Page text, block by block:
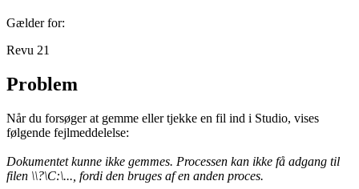
Gælder for:
Revu 21
Problem
Når du forsøger at gemme eller tjekke en fil ind i Studio, vises
følgende fejlmeddelelse:
Dokumentet kunne ikke gemmes. Processen kan ikke få adgang til
filen \\?\C:\..., fordi den bruges af en anden proces.